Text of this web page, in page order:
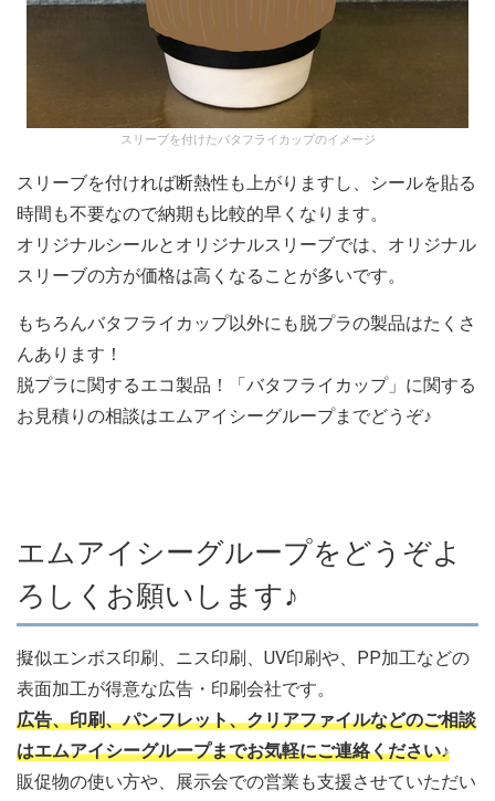
スリーブを付けたバタフライカップのイメージ
スリーブを付ければ断熱性も上がりますし、シールを貼る
時間も不要なので納期も比較的早くなります。
オリジナルシールとオリジナルスリーブでは、オリジナル
スリーブの方が価格は高くなることが多いです。
もちろんバタフライカップ以外にも脱プラの製品はたくさ
んあります！
脱プラに関するエコ製品！「バタフライカップ」に関する
お見積りの相談はエムアイシーグループまでどうぞ♪
エムアイシーグループをどうぞよ
ろしくお願いします♪
擬似エンボス印刷、ニス印刷、UV印刷や、PP加工などの
表面加工が得意な広告・印刷会社です。
広告、印刷、パンフレット、クリアファイルなどのご相談
はエムアイシーグループまでお気軽にご連絡ください♪
販促物の使い方や、展示会での営業も支援させていただい